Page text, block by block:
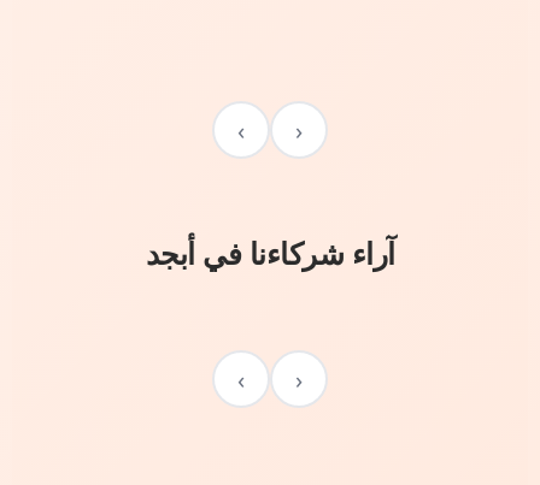
‹
›
آراء شركاءنا في أبجد
‹
›